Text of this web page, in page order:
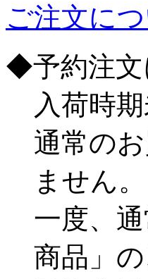
ご注文に
◆予約注文
入荷時
通常の
ません。
一度、
商品」